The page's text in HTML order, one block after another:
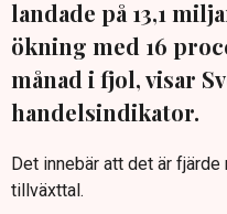
landade på 13,1
ökning med 16
månad i fjol, visar
handelsindikator.
Det innebär att det är
tillväxttal.